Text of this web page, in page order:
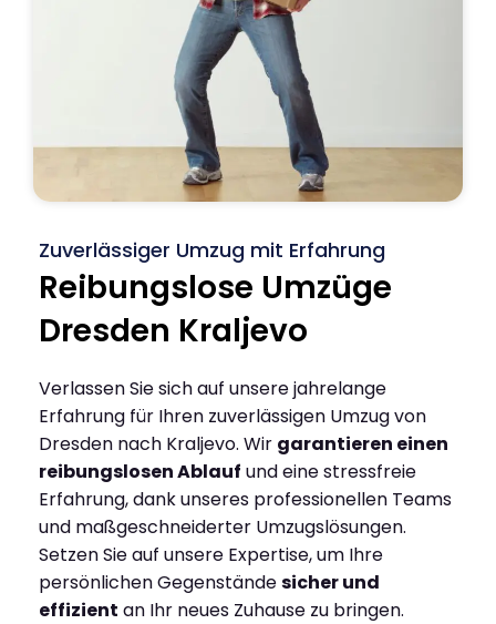
Zuverlässiger Umzug mit Erfahrung
Reibungslose Umzüge
Dresden Kraljevo
Verlassen Sie sich auf unsere jahrelange
Erfahrung für Ihren zuverlässigen Umzug von
Dresden nach Kraljevo. Wir garantieren einen
reibungslosen Ablauf und eine stressfreie
Erfahrung, dank unseres professionellen Teams
und maßgeschneiderter Umzugslösungen.
Setzen Sie auf unsere Expertise, um Ihre
persönlichen Gegenständesicher und
effizient an Ihr neues Zuhause zu bringen.